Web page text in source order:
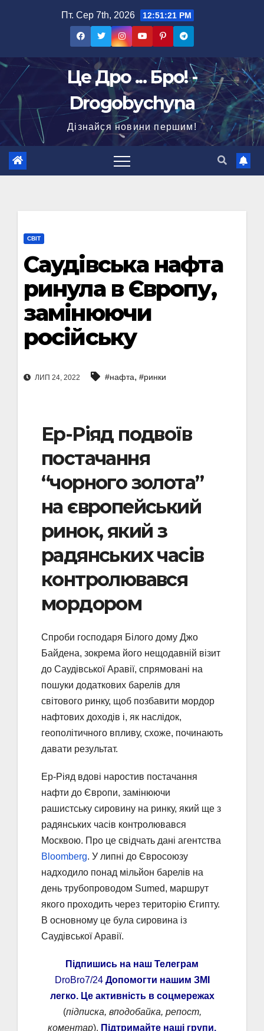
Пт. Сер 7th, 2026 12:51:22 PM
Це Дро ... Бро! -
Drogobychyna
Дізнайся новини першим!
СВІТ
Саудівська нафта
ринула в Європу,
замінюючи
російську
ЛИП 24, 2022 #нафта, #ринки
Ер-Ріяд подвоїв
постачання
“чорного золота”
на європейський
ринок, який з
радянських часів
контролювався
мордором
Спроби господаря Білого дому Джо
Байдена, зокрема його нещодавній візит
до Саудівської Аравії, спрямовані на
пошуки додаткових барелів для
світового ринку, щоб позбавити мордор
нафтових доходів і, як наслідок,
геополітичного впливу, схоже, починають
давати результат.
Ер-Ріяд вдові наростив постачання
нафти до Європи, замінюючи
рашистську сировину на ринку, який ще з
радянських часів контролювався
Москвою. Про це свідчать дані агентства
Bloomberg. У липні до Євросоюзу
надходило понад мільйон барелів на
день трубопроводом Sumed, маршрут
якого проходить через територію Єгипту.
В основному це була сировина із
Саудівської Аравії.
Підпишись на наш Телеграм
DroBro7/24 Допомогти нашим ЗМІ
легко. Це активність в соцмережах
(підписка, вподобайка, репост,
коментар). Підтримайте наші групи.